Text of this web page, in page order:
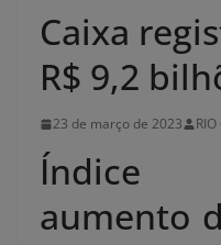
Caixa
R$ 9,2
23 de março de 2023
Índice
aumento